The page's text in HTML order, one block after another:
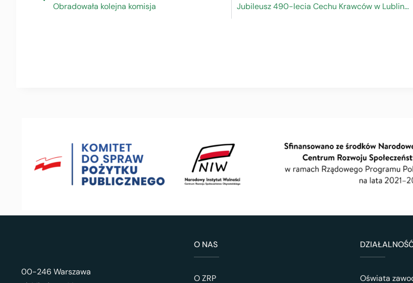
Obradowała kolejna komisja Jubileusz 490-lecia Cechu Krawców w Lublinie
00-246 Warszawa
O NAS
O ZRP Oświata